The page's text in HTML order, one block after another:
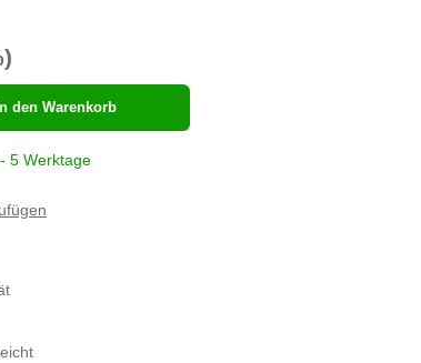
5 Werktage
In den Warenkorb